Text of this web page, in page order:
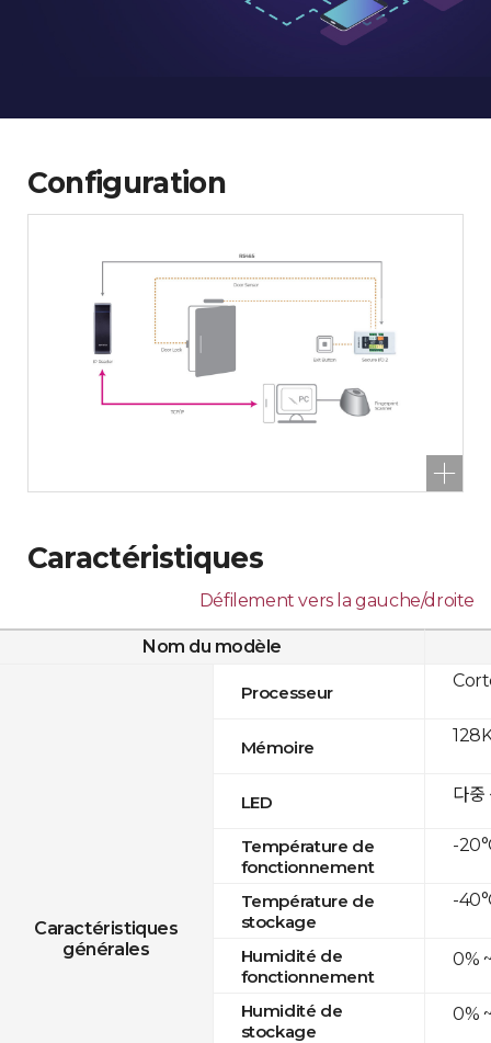
Configuration
Caractéristiques
Défilement vers la gauche/droite
Nom du modèle
Caractéristiques
générales
Processeur
Mémoire
LED
Température de
fonctionnement
Température de
stockage
Humidité de
fonctionnement
Humidité de
stockage
다중
-
-
0%
0%